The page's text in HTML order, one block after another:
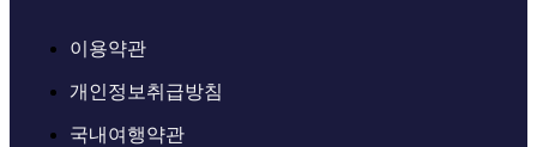
이용약관
개인정보취급방침
국내여행약관